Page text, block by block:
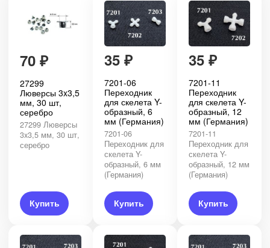
70 ₽
27299
Люверсы 3x3,5
мм, 30 шт,
серебро
27299 Люверсы
3x3,5 мм, 30 шт,
серебро
Купить
35 ₽
7201-06
Переходник
для скелета Y-
образный, 6
мм (Германия)
7201-06
Переходник для
скелета Y-
образный, 6 мм
(Германия)
Купить
35 ₽
7201-11
Переходник
для скелета Y-
образный, 12
мм (Германия)
7201-11
Переходник для
скелета Y-
образный, 12 мм
(Германия)
Купить